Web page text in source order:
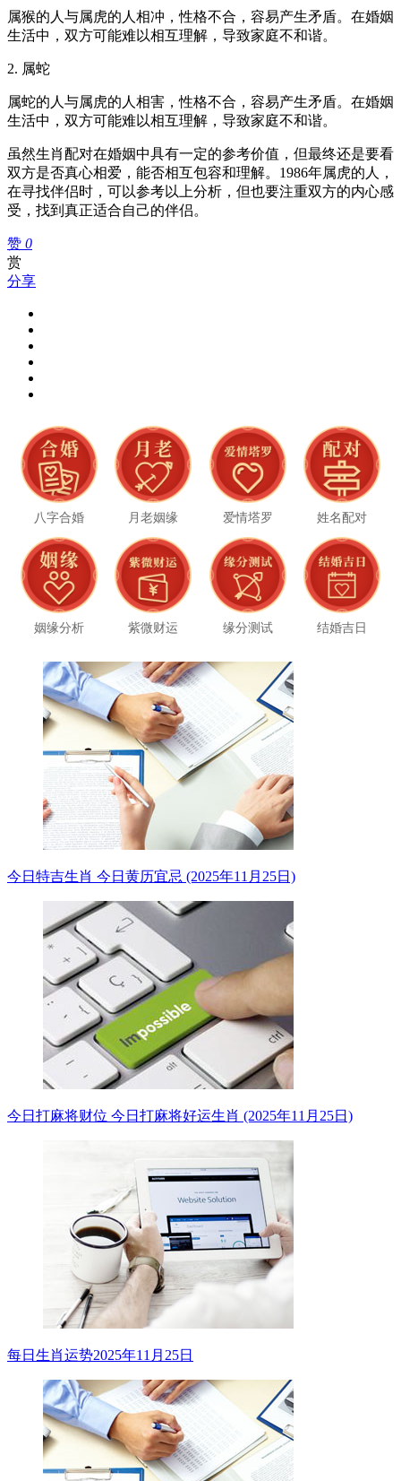
属猴的人与属虎的人相冲，性格不合，容易产生矛盾。在婚姻
生活中，双方可能难以相互理解，导致家庭不和谐。
2. 属蛇
属蛇的人与属虎的人相害，性格不合，容易产生矛盾。在婚姻
生活中，双方可能难以相互理解，导致家庭不和谐。
虽然生肖配对在婚姻中具有一定的参考价值，但最终还是要看
双方是否真心相爱，能否相互包容和理解。1986年属虎的人，
在寻找伴侣时，可以参考以上分析，但也要注重双方的内心感
受，找到真正适合自己的伴侣。
赞 0
赏
分享
八字合婚 月老姻缘 爱情塔罗 姓名配对
姻缘分析 紫微财运 缘分测试 结婚吉日
今日特吉生肖 今日黄历宜忌 (2025年11月25日)
今日打麻将财位 今日打麻将好运生肖 (2025年11月25日)
每日生肖运势2025年11月25日